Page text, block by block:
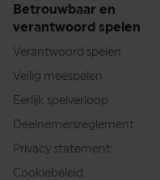
Betrouwbaar en
verantwoord spelen
Verantwoord spelen
Veilig meespelen
Eerlijk spelverloop
Deelnemersreglement
Privacy statement
Cookiebeleid